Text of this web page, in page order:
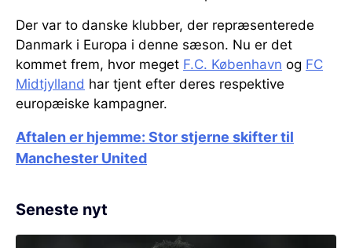
Der var to danske klubber, der repræsenterede
Danmark i Europa i denne sæson. Nu er det
kommet frem, hvor meget F.C. København og FC
Midtjylland har tjent efter deres respektive
europæiske kampagner.
Aftalen er hjemme: Stor stjerne skifter til
Manchester United
Seneste nyt